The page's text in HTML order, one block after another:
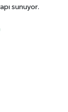
sunuyor.